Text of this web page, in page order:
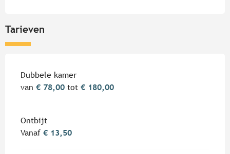
Tarieven
Tarieven 2026
Dubbele kamer
van € 78,00 tot € 180,00
Ontbijt
Vanaf € 13,50